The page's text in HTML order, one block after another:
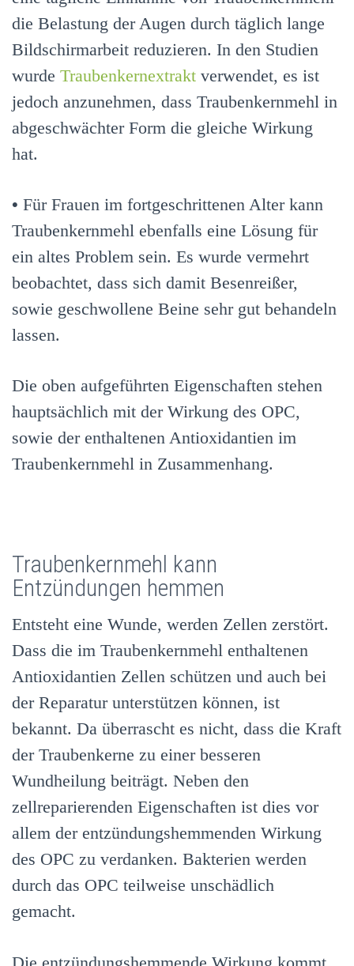
die Belastung der Augen durch täglich lange
Bildschirmarbeit reduzieren. In den Studien
wurde Traubenkernextrakt verwendet, es ist
jedoch anzunehmen, dass Traubenkernmehl in
abgeschwächter Form die gleiche Wirkung
hat.
• Für Frauen im fortgeschrittenen Alter kann
Traubenkernmehl ebenfalls eine Lösung für
ein altes Problem sein. Es wurde vermehrt
beobachtet, dass sich damit Besenreißer,
sowie geschwollene Beine sehr gut behandeln
lassen.
Die oben aufgeführten Eigenschaften stehen
hauptsächlich mit der Wirkung des OPC,
sowie der enthaltenen Antioxidantien im
Traubenkernmehl in Zusammenhang.
Traubenkernmehl kann
Entzündungen hemmen
Entsteht eine Wunde, werden Zellen zerstört.
Dass die im Traubenkernmehl enthaltenen
Antioxidantien Zellen schützen und auch bei
der Reparatur unterstützen können, ist
bekannt. Da überrascht es nicht, dass die Kraft
der Traubenkerne zu einer besseren
Wundheilung beiträgt. Neben den
zellreparierenden Eigenschaften ist dies vor
allem der entzündungshemmenden Wirkung
des OPC zu verdanken. Bakterien werden
durch das OPC teilweise unschädlich
gemacht.